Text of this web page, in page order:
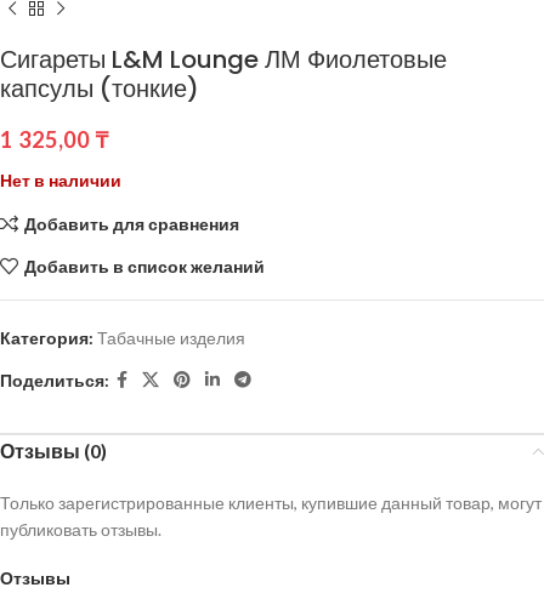
Сигареты L&M Lounge ЛМ Фиолетовые
капсулы (тонкие)
1 325,00 ₸
Нет в наличии
Добавить для сравнения
Добавить в список желаний
Категория: Табачные изделия
Поделиться:
Отзывы (0)
Отзывы
Только зарегистрированные клиенты, купившие данный товар, могут
публиковать отзывы.